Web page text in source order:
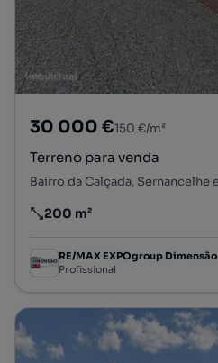
30 000 €150 €/m²
Terreno para venda
Preço por metro quadrado
200 m²
RE/MAX EXPOgroup Dimensão
Profissional